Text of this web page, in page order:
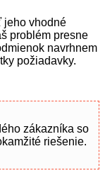
jeho vhodné
problém presne
navrhnem
požiadavky.
zákazníka so
riešenie.